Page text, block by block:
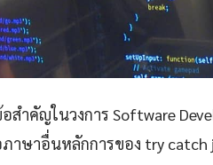
สำคัญในวงการ Software
าษาอื่นหลักการของ try